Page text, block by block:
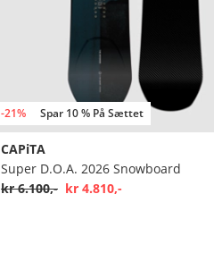
-21% Spar 10 % På Sættet
CAPiTA
Super D.O.A. 2026 Snowboard
kr 6.100,- kr 4.810,-